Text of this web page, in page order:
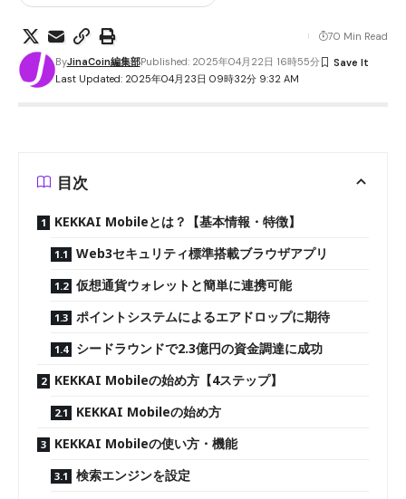
Last Updated: 2025年04月23日 09時32分 9:32 AM
ByJinaCoin編集部Published: 2025年04月22日 16時55分
70 Min Read
目次
KEKKAI Mobileとは？【基本情報・特徴】
Web3セキュリティ標準搭載ブラウザアプリ
仮想通貨ウォレットと簡単に連携可能
ポイントシステムによるエアドロップに期待
シードラウンドで2.3億円の資金調達に成功
KEKKAI Mobileの始め方【4ステップ】
KEKKAI Mobileの始め方
KEKKAI Mobileの使い方・機能
検索エンジンを設定